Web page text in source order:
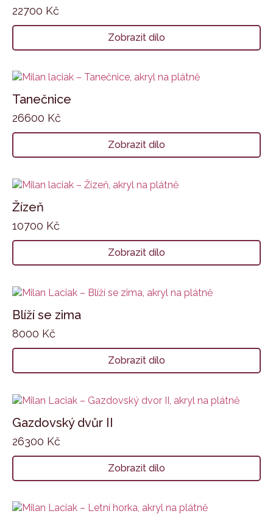
22700 Kč
Zobrazit dílo
Tanečnice
26600 Kč
Zobrazit dílo
Žízeň
10700 Kč
Zobrazit dílo
Blíží se zima
8000 Kč
Zobrazit dílo
Gazdovský dvůr II
26300 Kč
Zobrazit dílo